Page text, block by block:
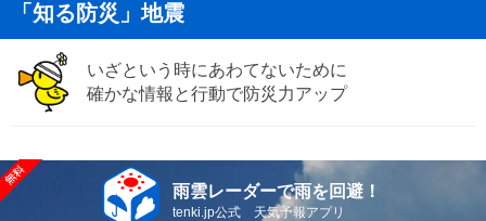
「知る防災」地震
いざという時にあわてないために
確かな情報と行動で防災力アップ
雨雲レーダーで雨を回避！
tenki.jp公式 天気予報アプリ